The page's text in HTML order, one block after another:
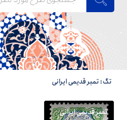
تگ: تمبر قدیمی ایرانی
تمبر قدیمی ایرانی